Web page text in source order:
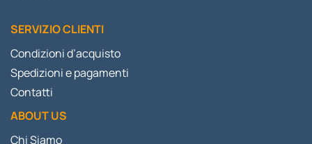
SERVIZIO CLIENTI
Condizioni d’acquisto
Spedizioni e pagamenti
Contatti
ABOUT US
Chi Siamo